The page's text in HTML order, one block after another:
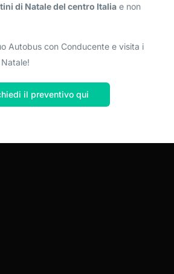
di Natale del centro Italia e non
Autobus con Conducente e visita i
il preventivo qui